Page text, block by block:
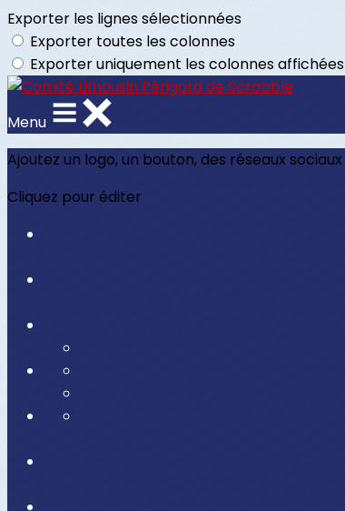
Exporter les lignes sélectionnées
Exporter toutes les colonnes
Exporter uniquement les colonnes affichées
Menu
Ajoutez un logo, un bouton, des réseaux sociaux
Cliquez pour éditer